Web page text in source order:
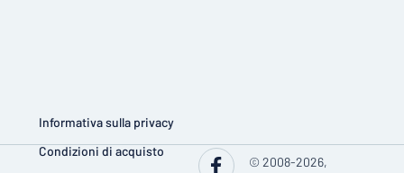
Informativa sulla privacy
Condizioni di acquisto
© 2008-2026,